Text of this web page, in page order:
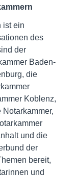
ist ein
des
der
Baden-
die
Koblenz,
und die
der
bereit,
und